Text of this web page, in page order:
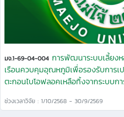
มจ.1-69-04-004 การพัฒนาระบบเลี้ยง
เรือนควบคุมอุณหภูมิเพื่อรองรับการ
ตะกอนไบโอฟลอคเหลือทิ้งจากระบบก
ช่วงเวลาวิจัย : 1/10/2568 - 30/9/2569